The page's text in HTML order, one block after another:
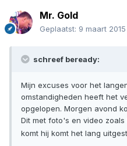
Mr. Gold
Geplaatst: 9 maart 2015
schreef beready:
Mijn excuses voor het
omstandigheden heeft het
opgelopen. Morgen avond
Dit met foto's en video zoals
komt hij komt het lang